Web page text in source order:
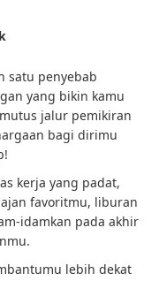
satu penyebab
yang bikin kamu
jalur pemikiran
bagi dirimu
kerja yang padat,
favoritmu, liburan
idamkan pada akhir
lebih dekat